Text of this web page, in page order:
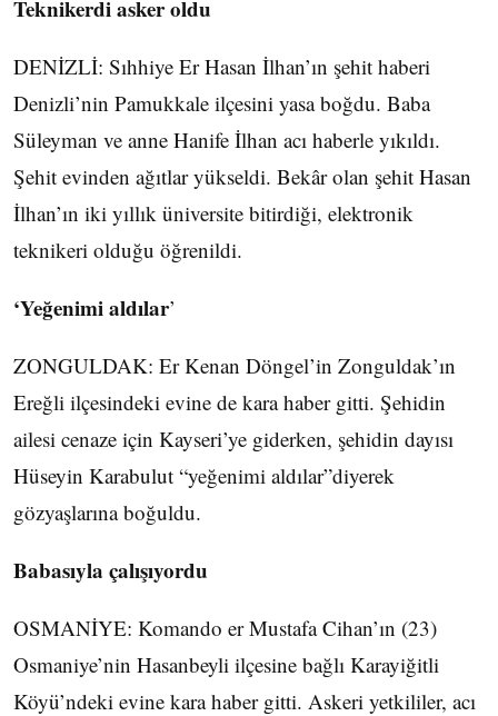
Teknikerdi asker oldu
DENİZLİ: Sıhhiye Er Hasan İlhan’ın şehit haberi
Denizli’nin Pamukkale ilçesini yasa boğdu. Baba
Süleyman ve anne Hanife İlhan acı haberle yıkıldı.
Şehit evinden ağıtlar yükseldi. Bekâr olan şehit Hasan
İlhan’ın iki yıllık üniversite bitirdiği, elektronik
teknikeri olduğu öğrenildi.
‘Yeğenimi aldılar’
ZONGULDAK: Er Kenan Döngel’in Zonguldak’ın
Ereğli ilçesindeki evine de kara haber gitti. Şehidin
ailesi cenaze için Kayseri’ye giderken, şehidin dayısı
Hüseyin Karabulut “yeğenimi aldılar”diyerek
gözyaşlarına boğuldu.
Babasıyla çalışıyordu
OSMANİYE: Komando er Mustafa Cihan’ın (23)
Osmaniye’nin Hasanbeyli ilçesine bağlı Karayiğitli
Köyü’ndeki evine kara haber gitti. Askeri yetkililer, acı